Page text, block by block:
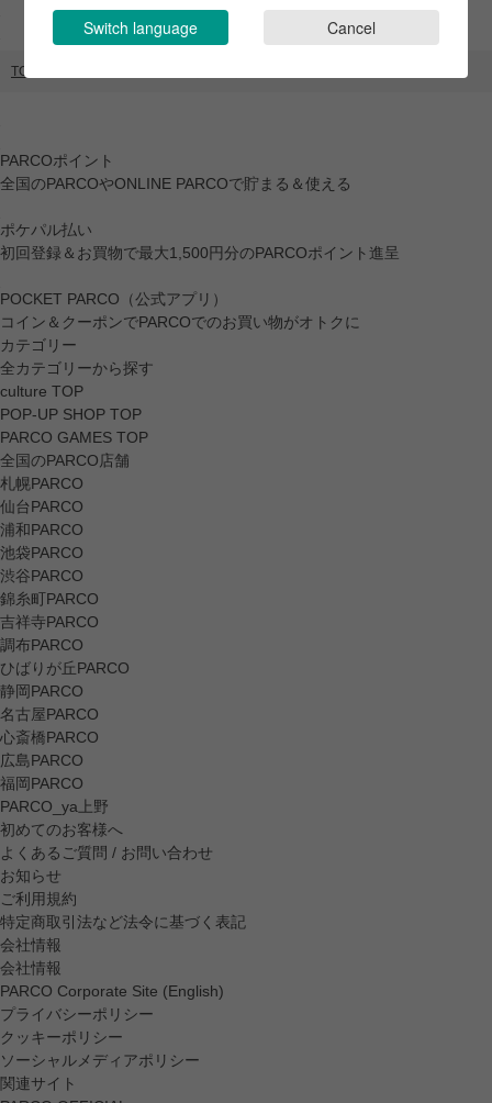
TOP
PARCOポイント
全国のPARCOやONLINE PARCOで貯まる＆使える
ポケパル払い
初回登録＆お買物で最大1,500円分のPARCOポイント進呈
POCKET PARCO（公式アプリ）
コイン＆クーポンでPARCOでのお買い物がオトクに
カテゴリー
全カテゴリーから探す
culture TOP
POP-UP SHOP TOP
PARCO GAMES TOP
全国のPARCO店舗
札幌PARCO
仙台PARCO
浦和PARCO
池袋PARCO
渋谷PARCO
錦糸町PARCO
吉祥寺PARCO
調布PARCO
ひばりが丘PARCO
静岡PARCO
名古屋PARCO
心斎橋PARCO
広島PARCO
福岡PARCO
PARCO_ya上野
初めてのお客様へ
よくあるご質問 / お問い合わせ
お知らせ
ご利用規約
特定商取引法など法令に基づく表記
会社情報
会社情報
PARCO Corporate Site (English)
プライバシーポリシー
クッキーポリシー
ソーシャルメディアポリシー
関連サイト
Switch language Cancel